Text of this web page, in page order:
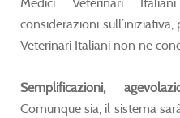
considerazioni
Veterinari Italiani non ne
Semplificazioni,
Comunque sia, il sistema